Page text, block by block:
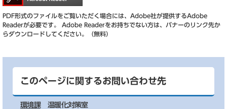
PDF形式のファイルをご覧いただく場合には、Adobe社が提供するAdobe
Readerが必要です。
Adobe Readerをお持ちでない方は、バナーのリンク先か
らダウンロードしてください。（無料）
このページに関するお問い合わせ先
環境課
温暖化対策室